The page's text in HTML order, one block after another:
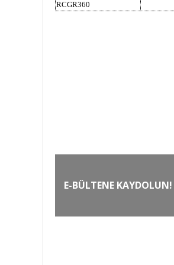
RCGR360
E-BÜLTENE KAYDOLUN!